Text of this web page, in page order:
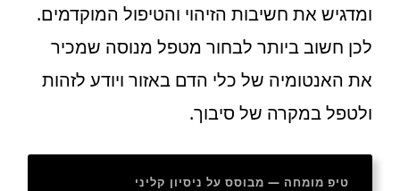
ומדגיש את חשיבות הזיהוי והטיפול המוקדמים.
לכן חשוב ביותר לבחור מטפל מנוסה שמכיר
את האנטומיה של כלי הדם באזור ויודע לזהות
ולטפל במקרה של סיבוך.
טיפ מומחה — מבוסס על ניסיון קליני